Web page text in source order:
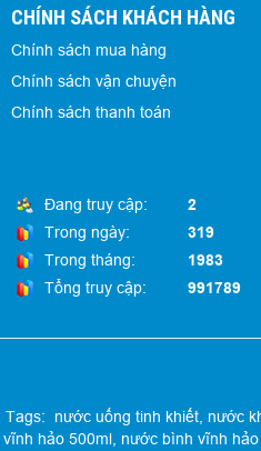
CHÍNH SÁCH KHÁCH HÀNG
Chính sách mua hàng
Chính sách vận chuyện
Chính sách thanh toán
Đang truy cập:
2
Trong ngày:
319
Trong tháng:
1983
Tổng truy cập:
991789
Tags: nước uống tinh khiết, nước
vĩnh hảo 500ml, nước bình vĩnh